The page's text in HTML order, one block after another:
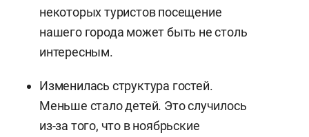
некоторых туристов посещение
нашего города может быть не столь
интересным.
Изменилась структура гостей.
Меньше стало детей. Это случилось
из-за того, что в ноябрьские